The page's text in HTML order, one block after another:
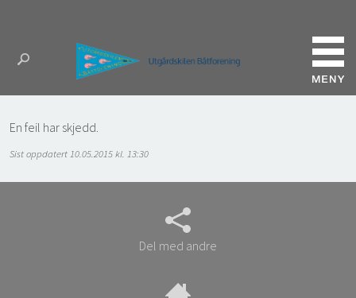
En feil har skjedd.
Sist oppdatert 10.05.2015 kl. 13:30
Del med andre